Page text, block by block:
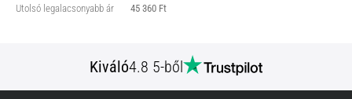
Utolsó legalacsonyabb ár 45 360 Ft
Kiváló4.8 5-ből